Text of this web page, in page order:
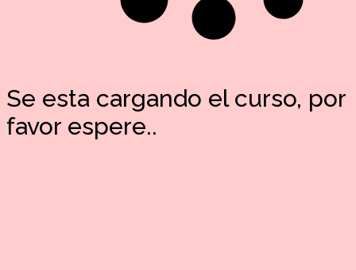
Se esta cargando el curso, por
favor espere..